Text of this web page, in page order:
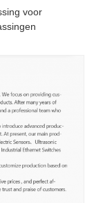
voor